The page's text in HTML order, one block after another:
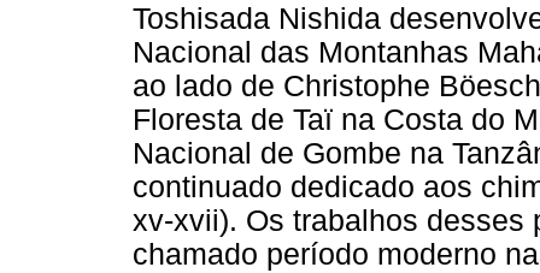
Toshisada Nishida
Nacional das Montanhas
ao lado de Christophe
Floresta de Taï na Costa do
Nacional de Gombe na
continuado dedicado aos
xv-xvii). Os trabalhos desses
chamado período moderno